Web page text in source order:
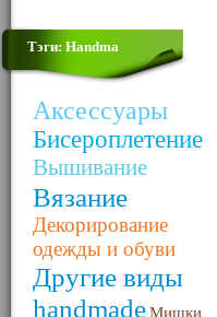
Тэги: Handma
Аксессуары
Бисероплетение
Вышивание
Вязание
Декорирование
одежды и обуви
Другие виды
handmadeМишки